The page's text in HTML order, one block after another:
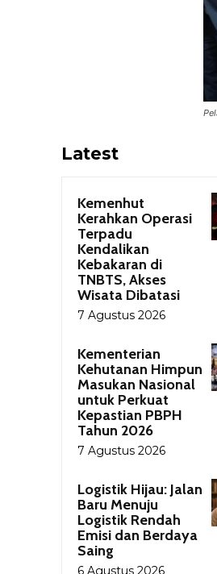
Latest
Kemenhut
Kerahkan Operasi
Terpadu
Kendalikan
Kebakaran di
TNBTS, Akses
Wisata Dibatasi
7 Agustus 2026
Kementerian
Kehutanan Himpun
Masukan Nasional
untuk Perkuat
Kepastian PBPH
Tahun 2026
7 Agustus 2026
Logistik Hijau: Jalan
Baru Menuju
Logistik Rendah
Emisi dan Berdaya
Saing